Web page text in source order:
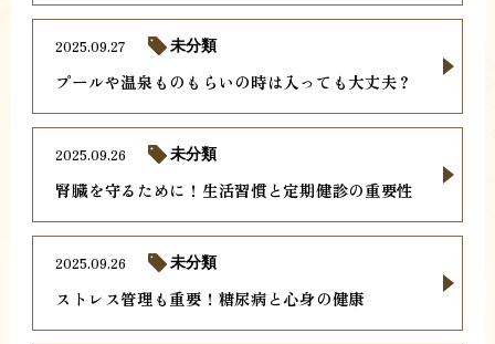
プールや温泉ものもらいの時は入っても大丈夫？
2025.09.27 未分類
腎臓を守るために！生活習慣と定期健診の重要性
2025.09.26 未分類
ストレス管理も重要！糖尿病と心身の健康
2025.09.26 未分類